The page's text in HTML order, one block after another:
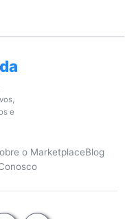
e
o MarketplaceBlog